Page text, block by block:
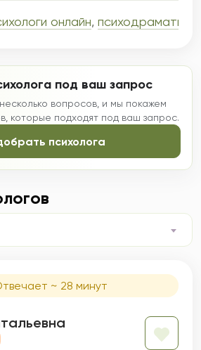
онлайн,
под ваш запрос
вопросов, и мы покажем
которые подходят под ваш запрос.
психолога
~ 28 минут